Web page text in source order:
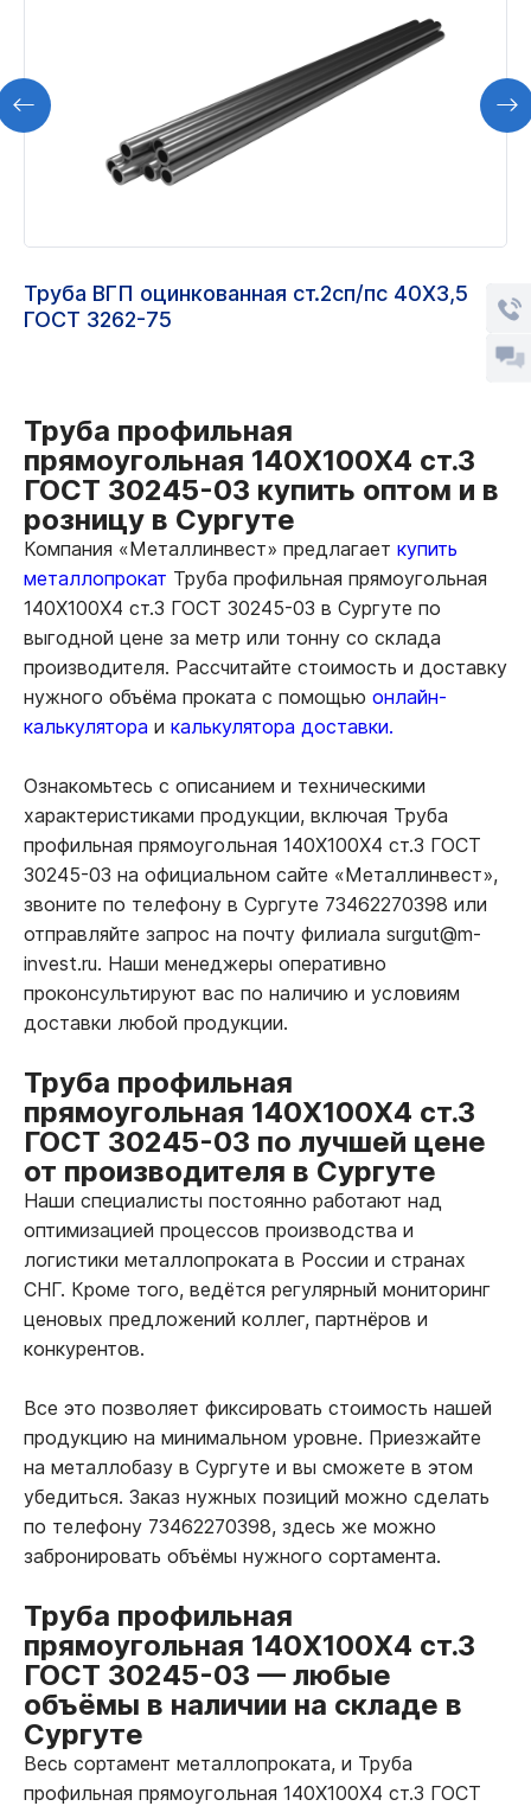
Труба ВГП оцинкованная ст.2сп/пс 40Х3,5
ГОСТ 3262-75
Труба профильная
прямоугольная 140Х100Х4 ст.3
ГОСТ 30245-03 купить оптом и в
розницу в Сургуте
Компания «Металлинвест» предлагает купить
металлопрокат Труба профильная прямоугольная
140Х100Х4 ст.3 ГОСТ 30245-03 в Сургуте по
выгодной цене за метр или тонну со склада
производителя. Рассчитайте стоимость и доставку
нужного объёма проката с помощью онлайн-
калькулятора и калькулятора доставки.
Ознакомьтесь с описанием и техническими
характеристиками продукции, включая Труба
профильная прямоугольная 140Х100Х4 ст.3 ГОСТ
30245-03 на официальном сайте «Металлинвест»,
звоните по телефону в Сургуте 73462270398 или
отправляйте запрос на почту филиала surgut@m-
invest.ru. Наши менеджеры оперативно
проконсультируют вас по наличию и условиям
доставки любой продукции.
Труба профильная
прямоугольная 140Х100Х4 ст.3
ГОСТ 30245-03 по лучшей цене
от производителя в Сургуте
Наши специалисты постоянно работают над
оптимизацией процессов производства и
логистики металлопроката в России и странах
СНГ. Кроме того, ведётся регулярный мониторинг
ценовых предложений коллег, партнёров и
конкурентов.
Все это позволяет фиксировать стоимость нашей
продукцию на минимальном уровне. Приезжайте
на металлобазу в Сургуте и вы сможете в этом
убедиться. Заказ нужных позиций можно сделать
по телефону 73462270398, здесь же можно
забронировать объёмы нужного сортамента.
Труба профильная
прямоугольная 140Х100Х4 ст.3
ГОСТ 30245-03 — любые
объёмы в наличии на складе в
Сургуте
Весь сортамент металлопроката, и Труба
профильная прямоугольная 140Х100Х4 ст.3 ГОСТ